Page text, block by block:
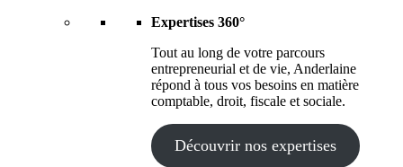
Expertises 360°
Tout au long de votre parcours
entrepreneurial et de vie, Anderlaine
répond à tous vos besoins en matière
comptable, droit, fiscale et sociale.
Découvrir nos expertises